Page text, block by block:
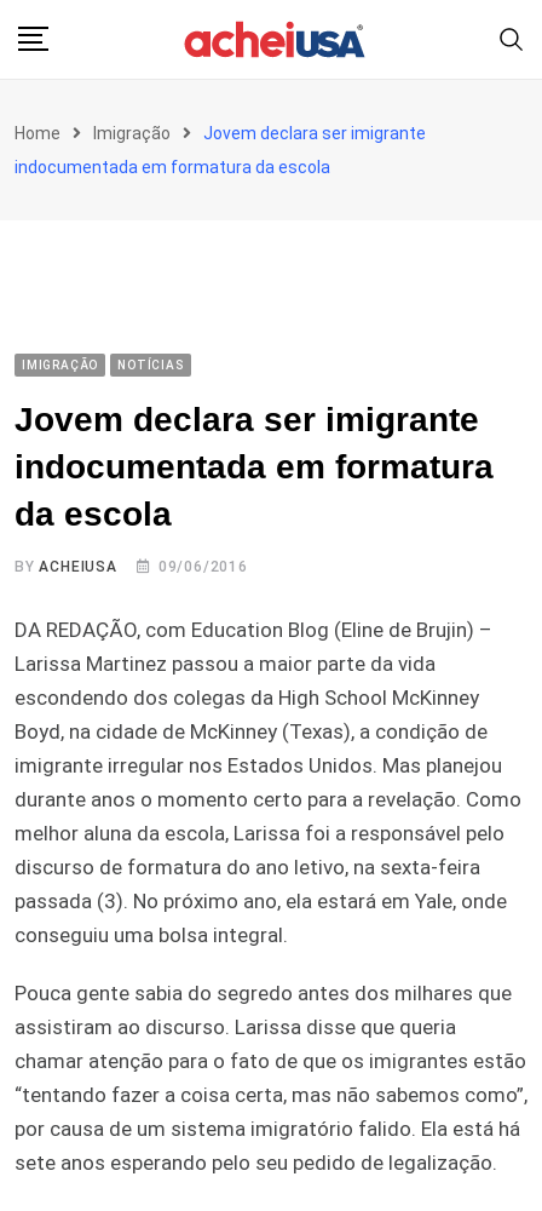
Home Imigração
Jovem declara ser imigrante
indocumentada em formatura da escola
IMIGRAÇÃO NOTÍCIAS
Jovem declara ser imigrante
indocumentada em formatura
da escola
BYACHEIUSA 09/06/2016
DA REDAÇÃO, com Education Blog (Eline de Brujin) –
Larissa Martinez passou a maior parte da vida
escondendo dos colegas da High School McKinney
Boyd, na cidade de McKinney (Texas), a condição de
imigrante irregular nos Estados Unidos. Mas planejou
durante anos o momento certo para a revelação. Como
melhor aluna da escola, Larissa foi a responsável pelo
discurso de formatura do ano letivo, na sexta-feira
passada (3). No próximo ano, ela estará em Yale, onde
conseguiu uma bolsa integral.
Pouca gente sabia do segredo antes dos milhares que
assistiram ao discurso. Larissa disse que queria
chamar atenção para o fato de que os imigrantes estão
“tentando fazer a coisa certa, mas não sabemos como”,
por causa de um sistema imigratório falido. Ela está há
sete anos esperando pelo seu pedido de legalização.